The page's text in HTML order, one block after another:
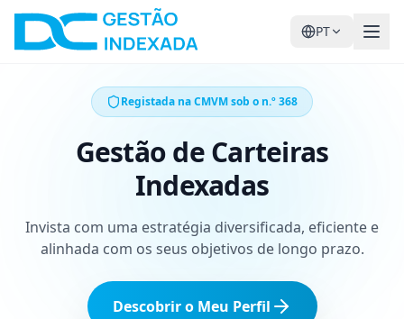
PT
Registada na CMVM sob o n.º 368
Gestão de Carteiras
Indexadas
Invista com uma estratégia diversificada, eficiente e
alinhada com os seus objetivos de longo prazo.
Descobrir o Meu Perfil